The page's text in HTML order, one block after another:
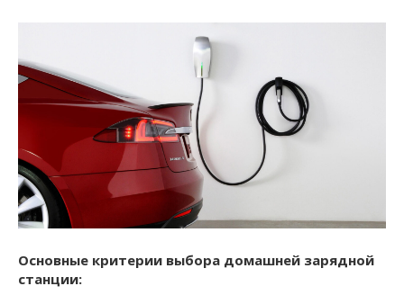
Основные критерии выбора домашней зарядной
станции: